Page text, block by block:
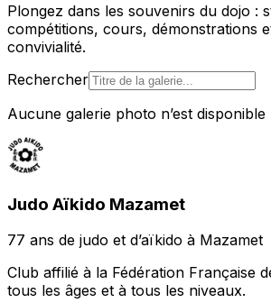
Plongez dans les souvenirs du dojo :
compétitions, cours, démonstrations
convivialité.
Rechercher
Aucune galerie photo n’est
Judo Aïkido Mazamet
77 ans de judo et d’aïkido à Mazamet
Club affilié à la Fédération Française
tous les âges et à tous les niveaux.